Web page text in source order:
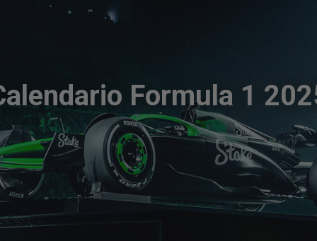
Formula 1